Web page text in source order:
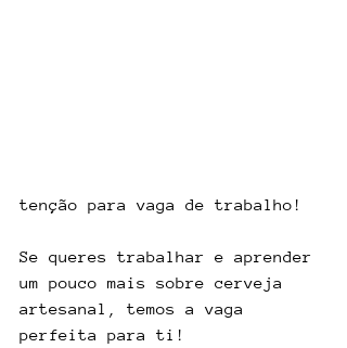
tenção para vaga de trabalho!
Se queres trabalhar e aprender
um pouco mais sobre cerveja
artesanal, temos a vaga
perfeita para ti!